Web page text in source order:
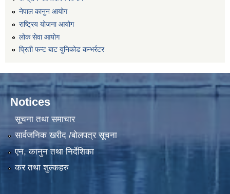
नेपाल कानुन आयोग
राष्ट्रिय योजना आयोग
लोक सेवा आयोग
प्रिती फन्ट बाट युनिकोड कन्भर्रटर
Notices
सूचना तथा समाचार
सार्वजनिक खरीद /बोलपत्र सूचना
एन, कानुन तथा निर्देशिका
कर तथा शुल्कहरु